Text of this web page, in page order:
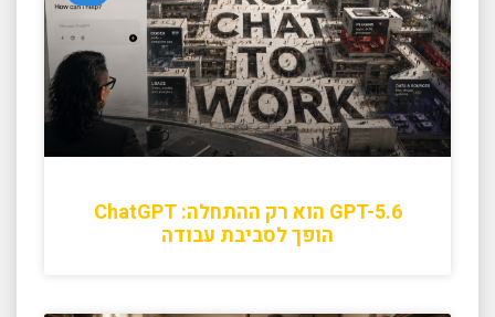
GPT-5.6 הוא רק ההתחלה: ChatGPT
הופך לסביבת עבודה